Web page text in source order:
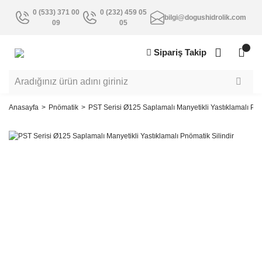
0 (533) 371 00
09
0 (232) 459 05
05
bilgi@dogushidrolik.com
Sipariş Takip
Anasayfa Pnömatik PST Serisi Ø125 Saplamalı Manyetikli Yastıklamalı